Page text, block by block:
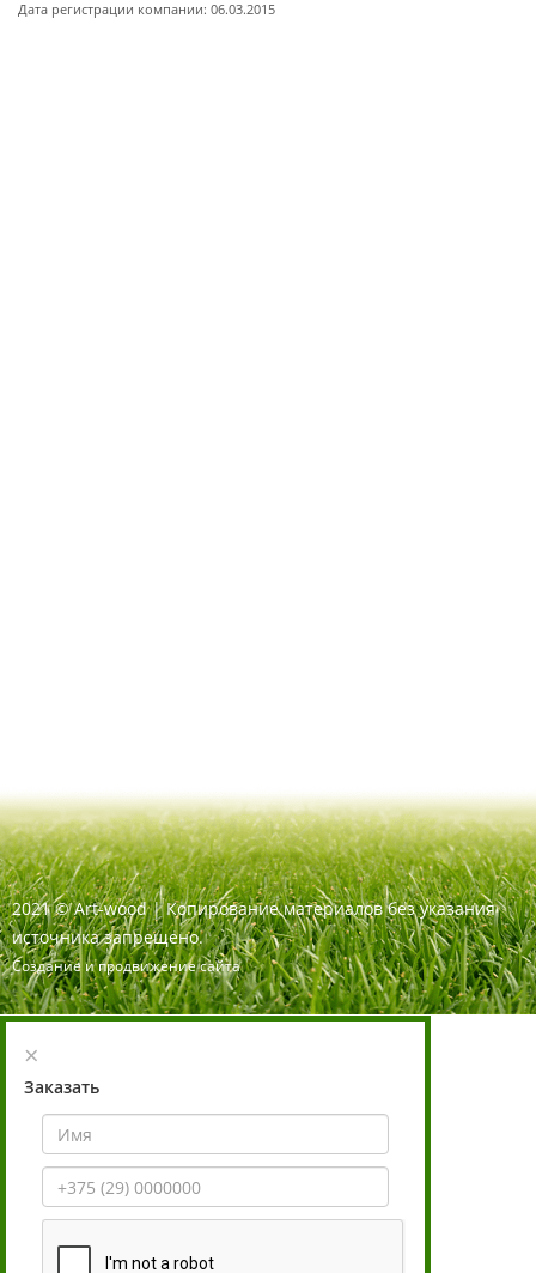
Дата регистрации компании: 06.03.2015
2021 ©Art-wood |Копирование материалов без указания
источника запрещено.
Создание и продвижение сайта
×
Заказать